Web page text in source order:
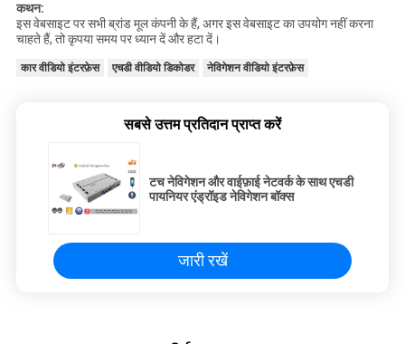
कथन:
इस वेबसाइट पर सभी ब्रांड मूल कंपनी के हैं, अगर इस वेबसाइट का उपयोग नहीं करना
चाहते हैं, तो कृपया समय पर ध्यान दें और हटा दें।
कार वीडियो इंटरफ़ेस एचडी वीडियो डिकोडर नेविगेशन वीडियो इंटरफ़ेस
सबसे उत्तम प्रतिदान प्राप्त करें
टच नेविगेशन और वाईफ़ाई नेटवर्क के साथ एचडी
पायनियर एंड्रॉइड नेविगेशन बॉक्स
जारी रखें